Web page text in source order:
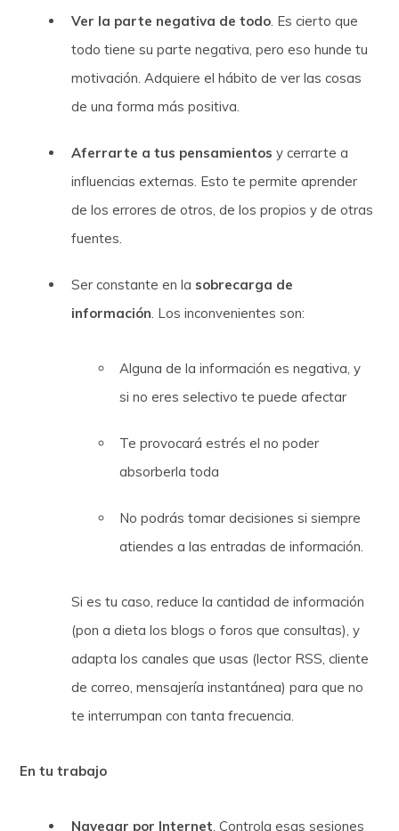
Ver la parte negativa de todo. Es cierto que
todo tiene su parte negativa, pero eso hunde tu
motivación. Adquiere el hábito de ver las cosas
de una forma más positiva.
Aferrarte a tus pensamientos y cerrarte a
influencias externas. Esto te permite aprender
de los errores de otros, de los propios y de otras
fuentes.
Ser constante en la sobrecarga de
información. Los inconvenientes son:
Alguna de la información es negativa, y
si no eres selectivo te puede afectar
Te provocará estrés el no poder
absorberla toda
No podrás tomar decisiones si siempre
atiendes a las entradas de información.
Si es tu caso, reduce la cantidad de información
(pon a dieta los blogs o foros que consultas), y
adapta los canales que usas (lector RSS, cliente
de correo, mensajería instantánea) para que no
te interrumpan con tanta frecuencia.
En tu trabajo
Navegar por Internet. Controla esas sesiones